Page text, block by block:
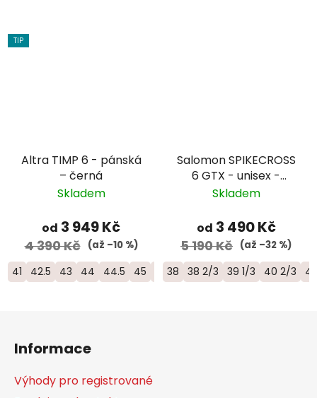
TIP
Altra TIMP 6 - pánská
– černá
Skladem
od 3 949 Kč
4 390 Kč (až –10 %)
41 42.5 43 44 44.5 45 46 46.5 47
Salomon SPIKECROSS
6 GTX - unisex -
černá/modrá
Skladem
od 3 490 Kč
5 190 Kč (až –32 %)
38 38 2/3 39 1/3 40 2/3 42
Informace
Výhody pro registrované